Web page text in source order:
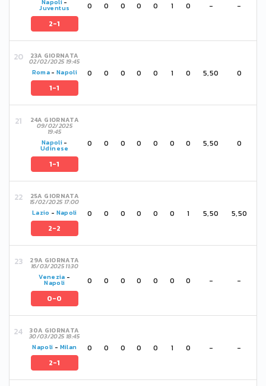
Napoli -
Juventus
2-1
0 0 0 0 0 1 0 - -
23A GIORNATA
02/02/2025 19:45
Roma-Napoli
1-1
0 0 0 0 0 1 0 5,50 0
24A GIORNATA
09/02/2025
19:45
Napoli -
Udinese
1-1
0 0 0 0 0 0 0 5,50 0
25A GIORNATA
15/02/2025 17:00
Lazio - Napoli
2-2
0 0 0 0 0 0 1 5,50 5,50
29A GIORNATA
16/03/2025 11:30
Venezia -
Napoli
0-0
0 0 0 0 0 0 0 - -
30A GIORNATA
30/03/2025 18:45
Napoli - Milan
2-1
0 0 0 0 0 1 0 - -